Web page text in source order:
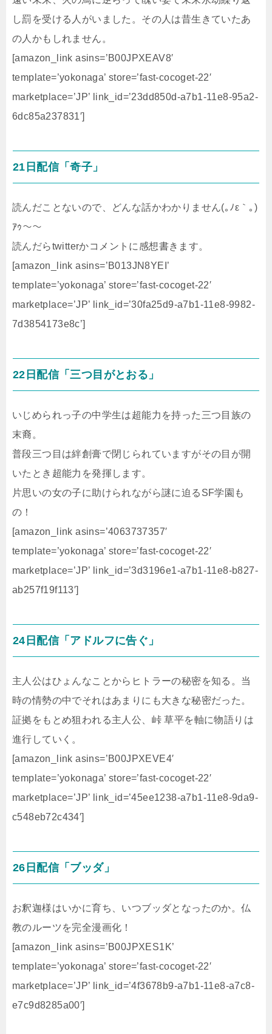
し罰を受ける人がいました。その人は昔生きていたあ
の人かもしれません。
[amazon_link asins=’B00JPXEAV8′
template=’yokonaga’ store=’fast-cocoget-22′
marketplace=’JP’ link_id=’23dd850d-a7b1-11e8-95a2-
6dc85a237831′]
21日配信「奇子」
読んだことないので、どんな話かわかりません(｡ﾉε｀｡)
ｱｩ～～
読んだらtwitterかコメントに感想書きます。
[amazon_link asins=’B013JN8YEI’
template=’yokonaga’ store=’fast-cocoget-22′
marketplace=’JP’ link_id=’30fa25d9-a7b1-11e8-9982-
7d3854173e8c’]
22日配信「三つ目がとおる」
いじめられっ子の中学生は超能力を持った三つ目族の
末裔。
普段三つ目は絆創膏で閉じられていますがその目が開
いたとき超能力を発揮します。
片思いの女の子に助けられながら謎に迫るSF学園も
の！
[amazon_link asins=’4063737357′
template=’yokonaga’ store=’fast-cocoget-22′
marketplace=’JP’ link_id=’3d3196e1-a7b1-11e8-b827-
ab257f19f113′]
24日配信「アドルフに告ぐ」
主人公はひょんなことからヒトラーの秘密を知る。当
時の情勢の中でそれはあまりにも大きな秘密だった。
証拠をもとめ狙われる主人公、峠 草平を軸に物語りは
進行していく。
[amazon_link asins=’B00JPXEVE4′
template=’yokonaga’ store=’fast-cocoget-22′
marketplace=’JP’ link_id=’45ee1238-a7b1-11e8-9da9-
c548eb72c434′]
26日配信「ブッダ」
お釈迦様はいかに育ち、いつブッダとなったのか。仏
教のルーツを完全漫画化！
[amazon_link asins=’B00JPXES1K’
template=’yokonaga’ store=’fast-cocoget-22′
marketplace=’JP’ link_id=’4f3678b9-a7b1-11e8-a7c8-
e7c9d8285a00′]